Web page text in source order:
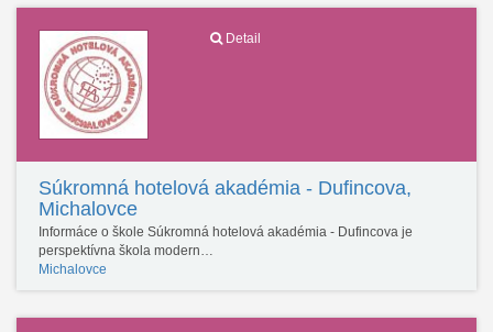
Detail
Súkromná hotelová akadémia - Dufincova,
Michalovce
Informáce o škole Súkromná hotelová akadémia - Dufincova je
perspektívna škola modern…
Michalovce